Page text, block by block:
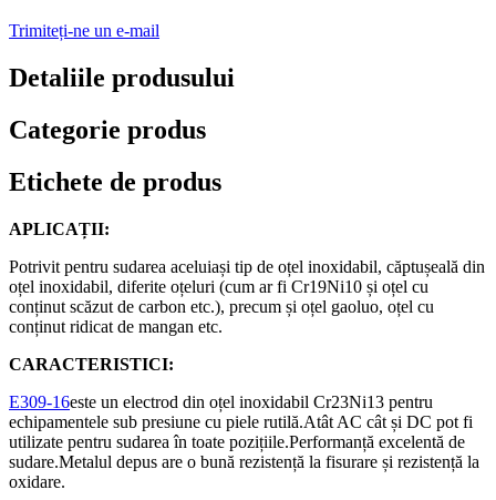
Trimiteți-ne un e-mail
Detaliile produsului
Categorie produs
Etichete de produs
APLICAȚII:
Potrivit pentru sudarea aceluiași tip de oțel inoxidabil, căptușeală din
oțel inoxidabil, diferite oțeluri (cum ar fi Cr19Ni10 și oțel cu
conținut scăzut de carbon etc.), precum și oțel gaoluo, oțel cu
conținut ridicat de mangan etc.
CARACTERISTICI:
E309-16este un electrod din oțel inoxidabil Cr23Ni13 pentru
echipamentele sub presiune cu piele rutilă.Atât AC cât și DC pot fi
utilizate pentru sudarea în toate pozițiile.Performanță excelentă de
sudare.Metalul depus are o bună rezistență la fisurare și rezistență la
oxidare.